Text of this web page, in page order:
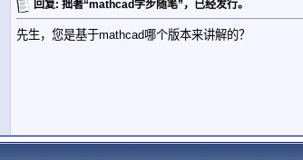
回复: 拙著“mathcad学步随笔”，已经发行。
先生，您是基于mathcad哪个版本来讲解的？